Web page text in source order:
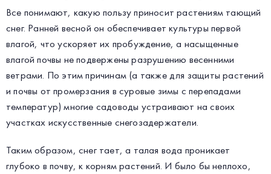
Все понимают, какую пользу приносит растениям тающий
снег. Ранней весной он обеспечивает культуры первой
влагой, что ускоряет их пробуждение, а насыщенные
влагой почвы не подвержены разрушению весенними
ветрами. По этим причинам (а также для защиты растений
и почвы от промерзания в суровые зимы с перепадами
температур) многие садоводы устраивают на своих
участках искусственные снегозадержатели.
Таким образом, снег тает, а талая вода проникает
глубоко в почву, к корням растений. И было бы неплохо,